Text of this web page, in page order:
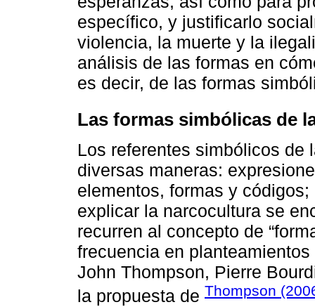
específico, y justificarlo
violencia, la muerte y la
análisis de las formas en
es decir, de las formas
Las formas simbólicas de
Los referentes simbólicos de
diversas maneras:
elementos, formas y
explicar la narcocultura se
recurren al concepto de
frecuencia en
John Thompson, Pierre
la propuesta de Thompson